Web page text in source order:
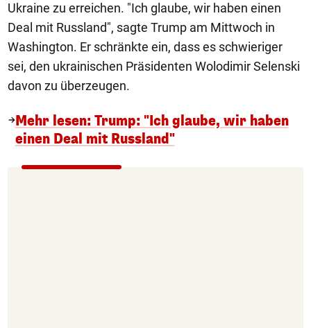
Ukraine zu erreichen. "Ich glaube, wir haben einen
Deal mit Russland", sagte Trump am Mittwoch in
Washington. Er schränkte ein, dass es schwieriger
sei, den ukrainischen Präsidenten Wolodimir Selenski
davon zu überzeugen.
Mehr lesen: Trump: "Ich glaube, wir haben
einen Deal mit Russland"